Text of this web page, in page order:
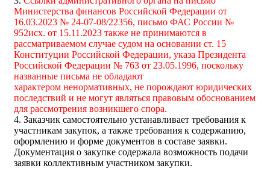
Министерства финансов Российской Федерации от
16.03.2023 № 24-07-08/22356, письмо ФАС России №
952исх. от 15.11.2023 также не принимаются в
рассматриваемом случае судом на основании ст. 15
Конституции Российской Федерации, указа Президента
Российской Федерации № 763 от 23.05.1996, поскольку
названные письма не обладают
характером ненормативных, не порождают юридических
последствий и не могут являться правовым обоснованием
для рассмотрения возникшего спора.
4. Заказчик самостоятельно устанавливает требования к
участникам закупок, а также требования к содержанию,
оформлению и форме документов в составе заявки.
Документация о закупке содержала возможность подачи
заявки коллективным участником закупки.